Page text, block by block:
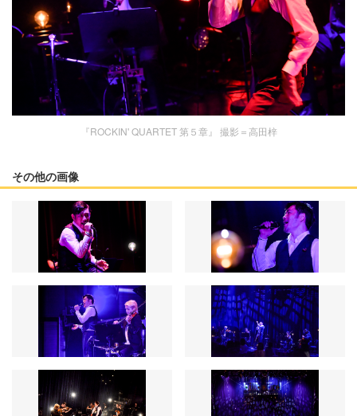
『ROCKIN' QUARTET 第５章』 撮影＝高田梓
その他の画像